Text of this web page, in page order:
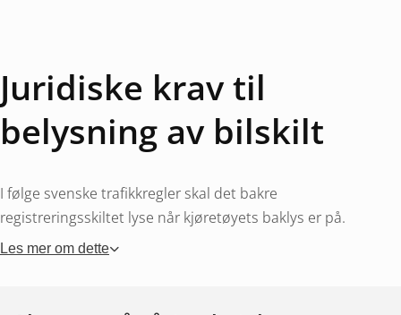
Juridiske krav til
belysning av bilskilt
I følge svenske trafikkregler skal det bakre
registreringsskiltet lyse når kjøretøyets baklys er på.
Belysningen må være hvit og plassert slik at skiltet er
Les mer om dette